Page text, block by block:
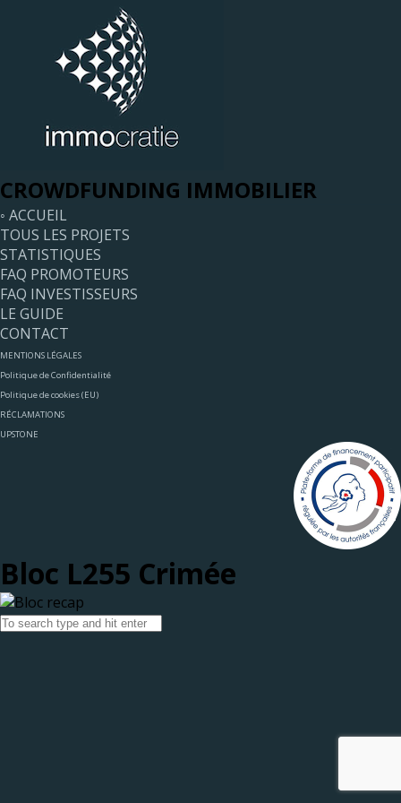
CROWDFUNDING IMMOBILIER
◦ ACCUEIL
TOUS LES PROJETS
STATISTIQUES
FAQ PROMOTEURS
FAQ INVESTISSEURS
LE GUIDE
CONTACT
MENTIONS LÉGALES
Politique de Confidentialité
Politique de cookies (EU)
RÉCLAMATIONS
UPSTONE
Bloc L255 Crimée